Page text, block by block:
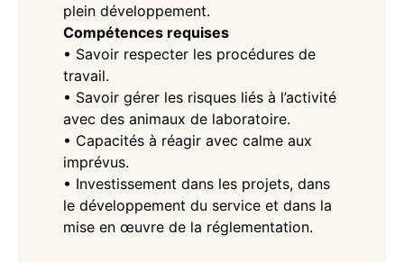
plein développement.
Compétences requises
• Savoir respecter les procédures de
travail.
• Savoir gérer les risques liés à l’activité
avec des animaux de laboratoire.
• Capacités à réagir avec calme aux
imprévus.
• Investissement dans les projets, dans
le développement du service et dans la
mise en œuvre de la réglementation.